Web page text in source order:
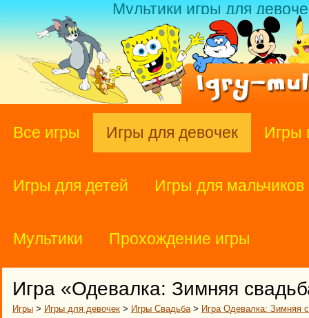
Мультики игры для
Все игры Игры для девочек Игры
Игры для детей Игры для мальчиков
Мультики Прохождение игры
Игра «Одевалка: Зимняя
Игры > Игры для девочек > Игры Свадьба> Игра Одевалка: Зимняя